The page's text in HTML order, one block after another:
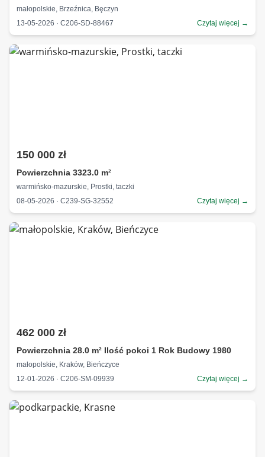
małopolskie, Brzeźnica, Bęczyn
13-05-2026 · C206-SD-88467
Czytaj więcej →
150 000 zł
Powierzchnia 3323.0 m²
warmińsko-mazurskie, Prostki, taczki
08-05-2026 · C239-SG-32552
Czytaj więcej →
462 000 zł
Powierzchnia 28.0 m² Ilość pokoi 1 Rok Budowy 1980
małopolskie, Kraków, Bieńczyce
12-01-2026 · C206-SM-09939
Czytaj więcej →